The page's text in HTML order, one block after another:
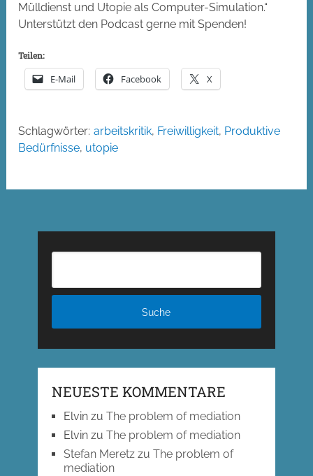
Mülldienst und Utopie als Computer-Simulation.“
Unterstützt den Podcast gerne mit Spenden!
Teilen:
E-Mail Facebook X
Schlagwörter: arbeitskritik, Freiwilligkeit, Produktive
Bedürfnisse, utopie
NEUESTE KOMMENTARE
Elvinzu The problem of mediation
Elvinzu The problem of mediation
Stefan Meretzzu The problem of
mediation